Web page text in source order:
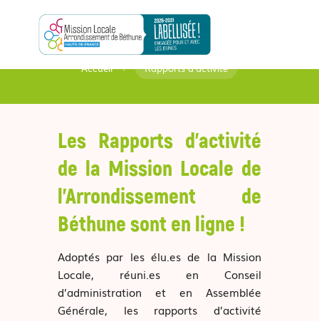
RAPPORTS D’ACTIVITÉ
Accueil 5 Rapports d’activité
Les Rapports d’activité
de la Mission Locale de
l’Arrondissement de
Béthune sont en ligne !
Adoptés par les élu.es de la Mission
Locale, réuni.es en Conseil
d’administration et en Assemblée
Générale, les rapports d’activité